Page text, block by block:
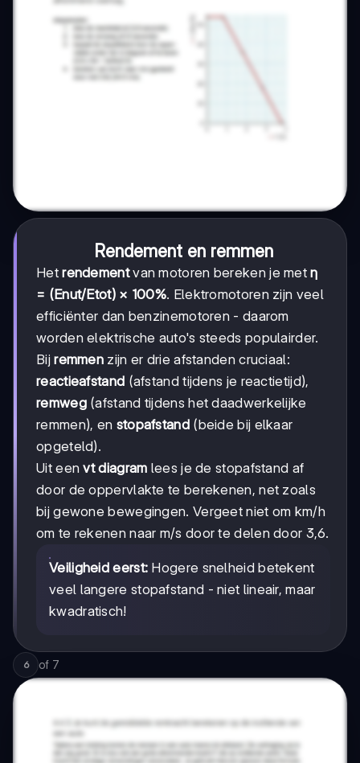
Rendement en remmen
Hetrendementvan motoren bereken je metη
= (Enut/Etot) × 100%. Elektromotoren zijn veel
efficiënter dan benzinemotoren - daarom
worden elektrische auto's steeds populairder.
Bijremmen zijn er drie afstanden cruciaal:
reactieafstand (afstand tijdens je reactietijd),
remweg(afstand tijdens het daadwerkelijke
remmen), en stopafstand(beide bij elkaar
opgeteld).
Uit eenvt diagram lees je de stopafstand af
door de oppervlakte te berekenen, net zoals
bij gewone bewegingen. Vergeet niet om km/h
om te rekenen naar m/s door te delen door 3,6.
Veiligheid eerst: Hogere snelheid betekent
veel langere stopafstand - niet lineair, maar
kwadratisch!
6 of 7